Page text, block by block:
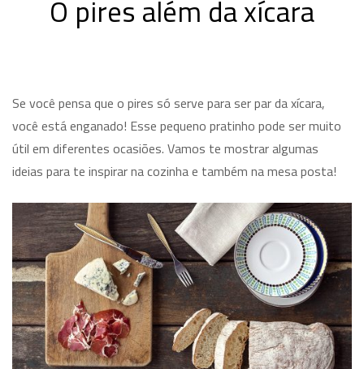
O pires além da xícara
Se você pensa que o pires só serve para ser par da xícara,
você está enganado! Esse pequeno pratinho pode ser muito
útil em diferentes ocasiões. Vamos te mostrar algumas
ideias para te inspirar na cozinha e também na mesa posta!